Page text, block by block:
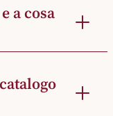
a cosa